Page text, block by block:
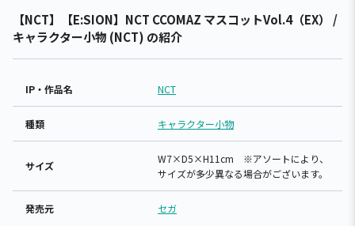
【NCT】【E:SION】NCT CCOMAZ マスコットVol.4（EX） /
キャラクター小物 (NCT) の紹介
IP・作品名 NCT
種類 キャラクター小物
サイズ
W7×D5×H11cm ※アソートにより、
サイズが多少異なる場合がございます。
発売元 セガ